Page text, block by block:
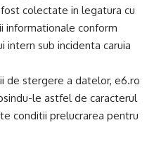
colectate in legatura cu
informationale conform
intern sub incidenta caruia
de stergere a datelor, e6.ro
le astfel de caracterul
conditii prelucrarea pentru